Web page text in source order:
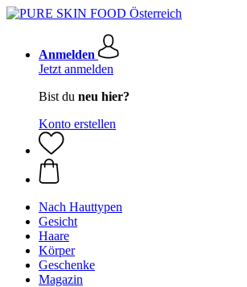
Anmelden
Jetzt anmelden
Bist du neu hier?
Konto erstellen
Nach Hauttypen
Gesicht
Haare
Körper
Geschenke
Magazin